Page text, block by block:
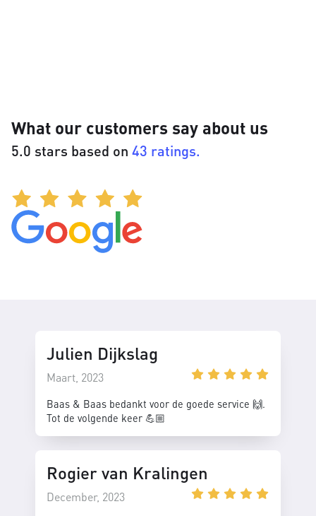
What our customers say about us
5.0 stars based on 43 ratings.
Julien Dijkslag
Maart, 2023
Baas & Baas bedankt voor de goede service 🙌.
Tot de volgende keer 💪🏼
Rogier van Kralingen
December, 2023